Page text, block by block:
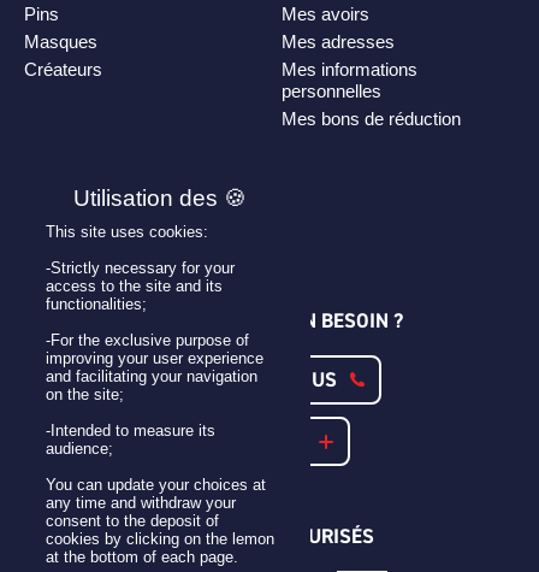
Pins
Masques
Créateurs
Mes avoirs
Mes adresses
Mes informations
personnelles
Mes bons de réduction
PLAN DE SITE
Personnaliser son badge
UNE QUESTION ? UN BESOIN ?
CONTACTEZ-NOUS
NOTRE FAQ
PAIEMENTS SÉCURISÉS
This site uses cookies:
-Strictly necessary for your
access to the site and its
functionalities;
-For the exclusive purpose of
improving your user experience
and facilitating your navigation
on the site;
-Intended to measure its
audience;
You can update your choices at
any time and withdraw your
consent to the deposit of
cookies by clicking on the lemon
at the bottom of each page.